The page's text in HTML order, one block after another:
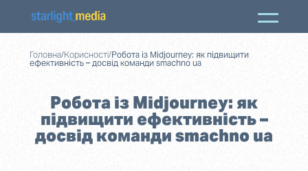
Головна/Корисності/Робота із Midjourney: як підвищити
ефективність – досвід команди smachno ua
Робота із Midjourney: як
підвищити ефективність –
досвід команди smachno ua